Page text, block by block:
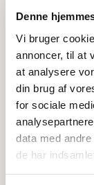
Denne
Vi bruger
annoncer, til at
at analysere
din brug af
for sociale
data med
de har